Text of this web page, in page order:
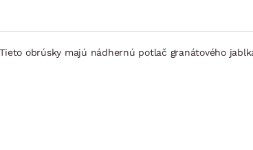
obrúsky majú nádhernú potlač granátového